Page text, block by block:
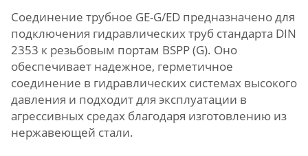
Соединение трубное GE-G/ED предназначено для
подключения гидравлических труб стандарта DIN
2353 к резьбовым портам BSPP (G). Оно
обеспечивает надежное, герметичное
соединение в гидравлических системах высокого
давления и подходит для эксплуатации в
агрессивных средах благодаря изготовлению из
нержавеющей стали.